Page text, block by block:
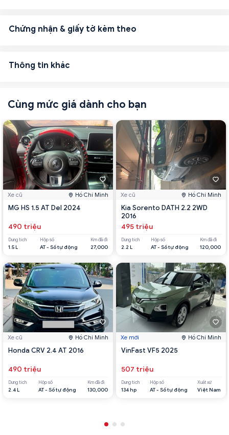
Chứng nhận & giấy tờ kèm theo
Thông tin khác
Cùng mức giá dành cho bạn
Xe cũ Hồ Chí Minh
MG HS 1.5 AT Del 2024
490 triệu
Dung tích
1.5 L
Hộp số
AT - Số tự động
Km đã đi
27,000
Xe cũ Hồ Chí Minh
Honda CRV 2.4 AT 2016
490 triệu
Dung tích
2.4 L
Hộp số
AT - Số tự động
Km đã đi
130,000
Xe cũ Hồ Chí Minh
Kia Sorento DATH 2.2 2WD
2016
495 triệu
Dung tích
2.2 L
Hộp số
AT - Số tự động
Km đã đi
120,000
Xe mới Hồ Chí Minh
VinFast VF5 2025
507 triệu
Dung tích
134 hp
Hộp số
AT - Số tự động
Xuất xứ
Việt Nam